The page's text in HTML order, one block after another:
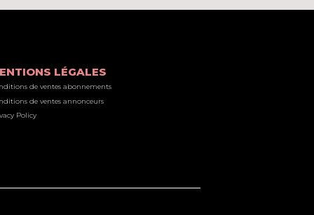
LÉGALES
de ventes abonnements
de ventes annonceurs
Policy